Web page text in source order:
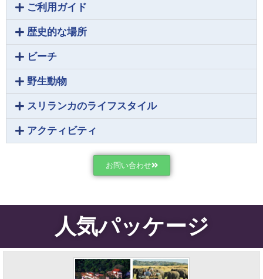
ご利用ガイド
歴史的な場所
ビーチ
野生動物
スリランカのライフスタイル
アクティビティ
お問い合わせ
人気パッケージ